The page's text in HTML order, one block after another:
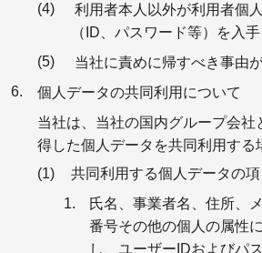
利用者本人以外が利用者個
（ID、パスワード等）を入
当社に責めに帰すべき事由
個人データの共同利用について
当社は、当社の国内グループ会社
得した個人データを共同利用する
共同利用する個人データの項
氏名、事業者名、住所、
番号その他の個人の属性
し、ユーザーIDおよびパ